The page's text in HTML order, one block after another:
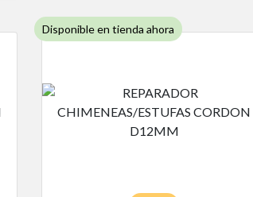
Disponible en tienda ahora